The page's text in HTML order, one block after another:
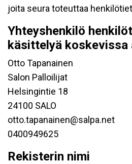
joita seura toteuttaa
Yhteyshenkilö
käsittelyä koskevissa
Otto Tapanainen
Salon Palloilijat
Helsingintie 18
24100 SALO
otto.tapanainen@salpa.net
0400949625
Rekisterin nimi